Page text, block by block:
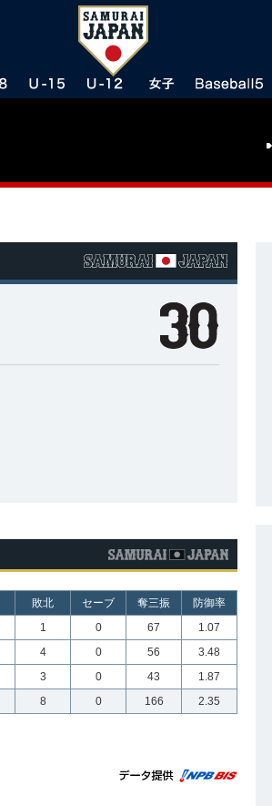
敗北 セーブ 奪三振
防御率
1 0 67
1.07
4 0 56
3.48
3 0 43
1.87
8 0 166 2.35